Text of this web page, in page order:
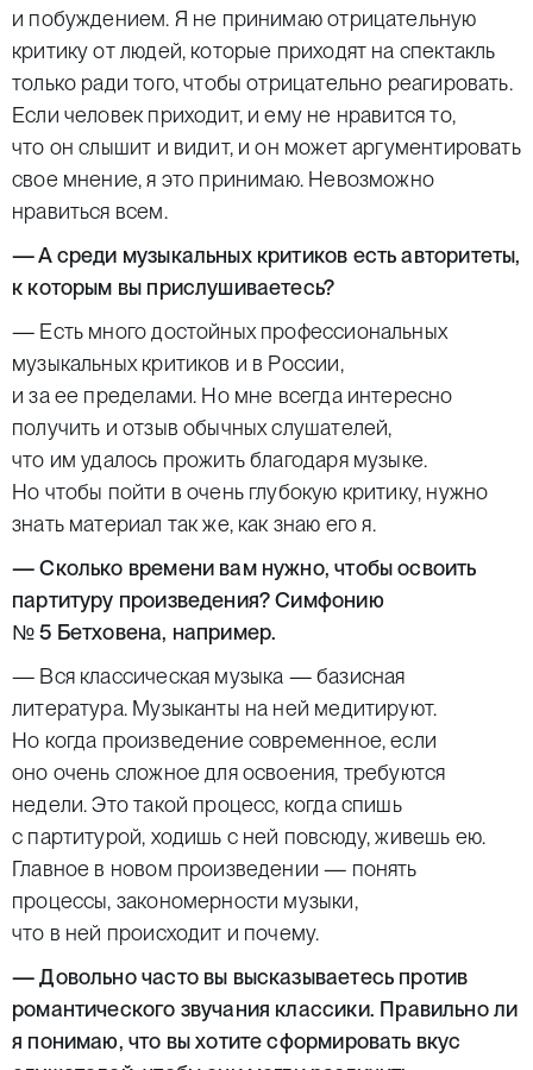
и побуждением. Я не принимаю отрицательную
критику от людей, которые приходят на спектакль
только ради того, чтобы отрицательно реагировать.
Если человек приходит, и ему не нравится то,
что он слышит и видит, и он может аргументировать
свое мнение, я это принимаю. Невозможно
нравиться всем.
— А среди музыкальных критиков есть авторитеты,
к которым вы прислушиваетесь?
— Есть много достойных профессиональных
музыкальных критиков и в России,
и за ее пределами. Но мне всегда интересно
получить и отзыв обычных слушателей,
что им удалось прожить благодаря музыке.
Но чтобы пойти в очень глубокую критику, нужно
знать материал так же, как знаю его я.
— Сколько времени вам нужно, чтобы освоить
партитуру произведения? Симфонию
№ 5 Бетховена, например.
— Вся классическая музыка — базисная
литература. Музыканты на ней медитируют.
Но когда произведение современное, если
оно очень сложное для освоения, требуются
недели. Это такой процесс, когда спишь
с партитурой, ходишь с ней повсюду, живешь ею.
Главное в новом произведении — понять
процессы, закономерности музыки,
что в ней происходит и почему.
— Довольно часто вы высказываетесь против
романтического звучания классики. Правильно ли
я понимаю, что вы хотите сформировать вкус